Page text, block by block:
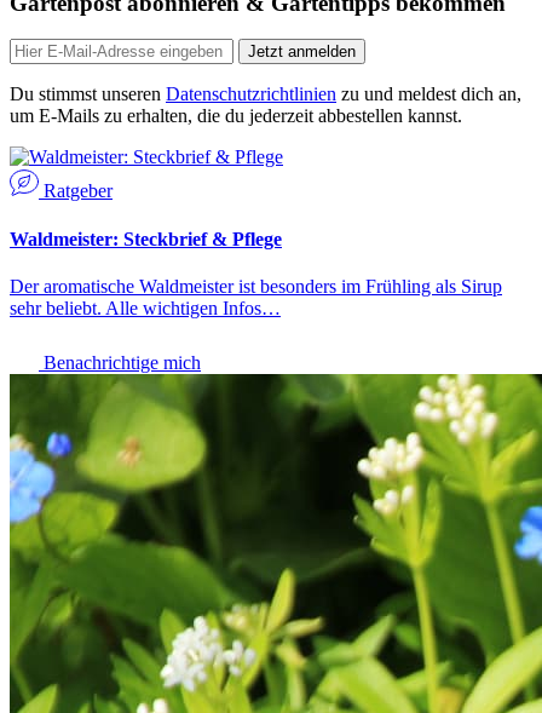
Jetzt anmelden
Du stimmst unseren Datenschutzrichtlinien zu und meldest dich an,
um E-Mails zu erhalten, die du jederzeit abbestellen kannst.
Ratgeber
Waldmeister: Steckbrief & Pflege
Der aromatische Waldmeister ist besonders im Frühling als Sirup
sehr beliebt. Alle wichtigen Infos…
Benachrichtige mich